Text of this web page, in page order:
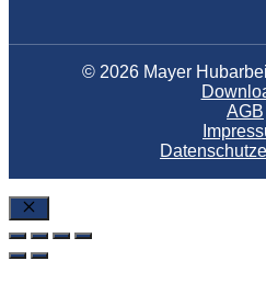
© 2026 Mayer
AGB
SchlieÃŸen